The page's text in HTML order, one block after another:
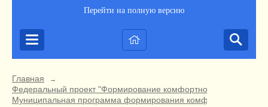
Перейти на полную версию
Главная →
Федеральный проект "Формирование комфортной городской
Муниципальная программа формирования комфортной